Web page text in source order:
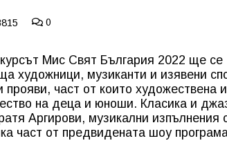
0
Мис Свят България 2022 ще се
художници, музиканти и изявени
част от които художествена
на деца и юноши. Класика и
Аргирови, музикални изпълнения
част от предвидената шоу